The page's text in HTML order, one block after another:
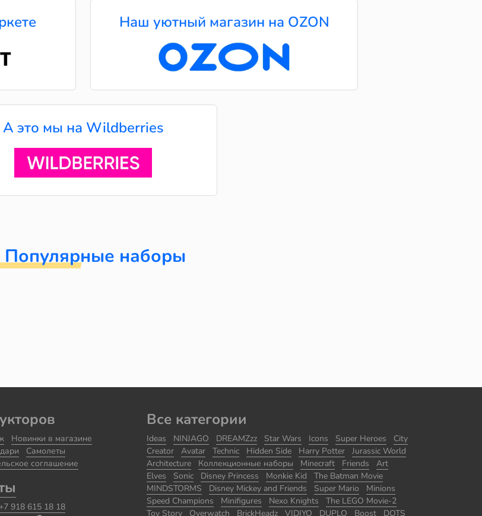
Наш уютный магазин на OZON
А это мы на Wildberries
Популярные наборы
Новинки в магазине
Самолеты
соглашение
+7 918 615 18 18
Все категории
Ideas NINJAGO DREAMZzz Star Wars Icons Super Heroes
City
Creator
Avatar Technic Hidden Side Harry Potter
Jurassic World
Architecture
Коллекционные наборы Minecraft Friends
Art
Elves
Sonic Disney Princess Monkie Kid
The Batman Movie
MINDSTORMS
Disney Mickey and Friends Super Mario
Minions
Speed Champions
Minifigures Nexo Knights
The LEGO Movie-2
Toy Story
Overwatch BrickHeadz VIDIYO DUPLO Boost DOTS